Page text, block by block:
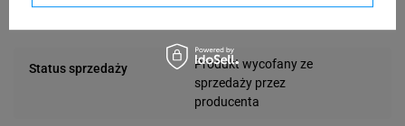
Specyfikacja
Status sprzedaży
Produkt wycofany ze
sprzedaży przez
producenta